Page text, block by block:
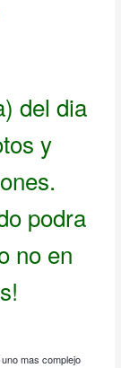
del dia
y
podra
no en
mas complejo